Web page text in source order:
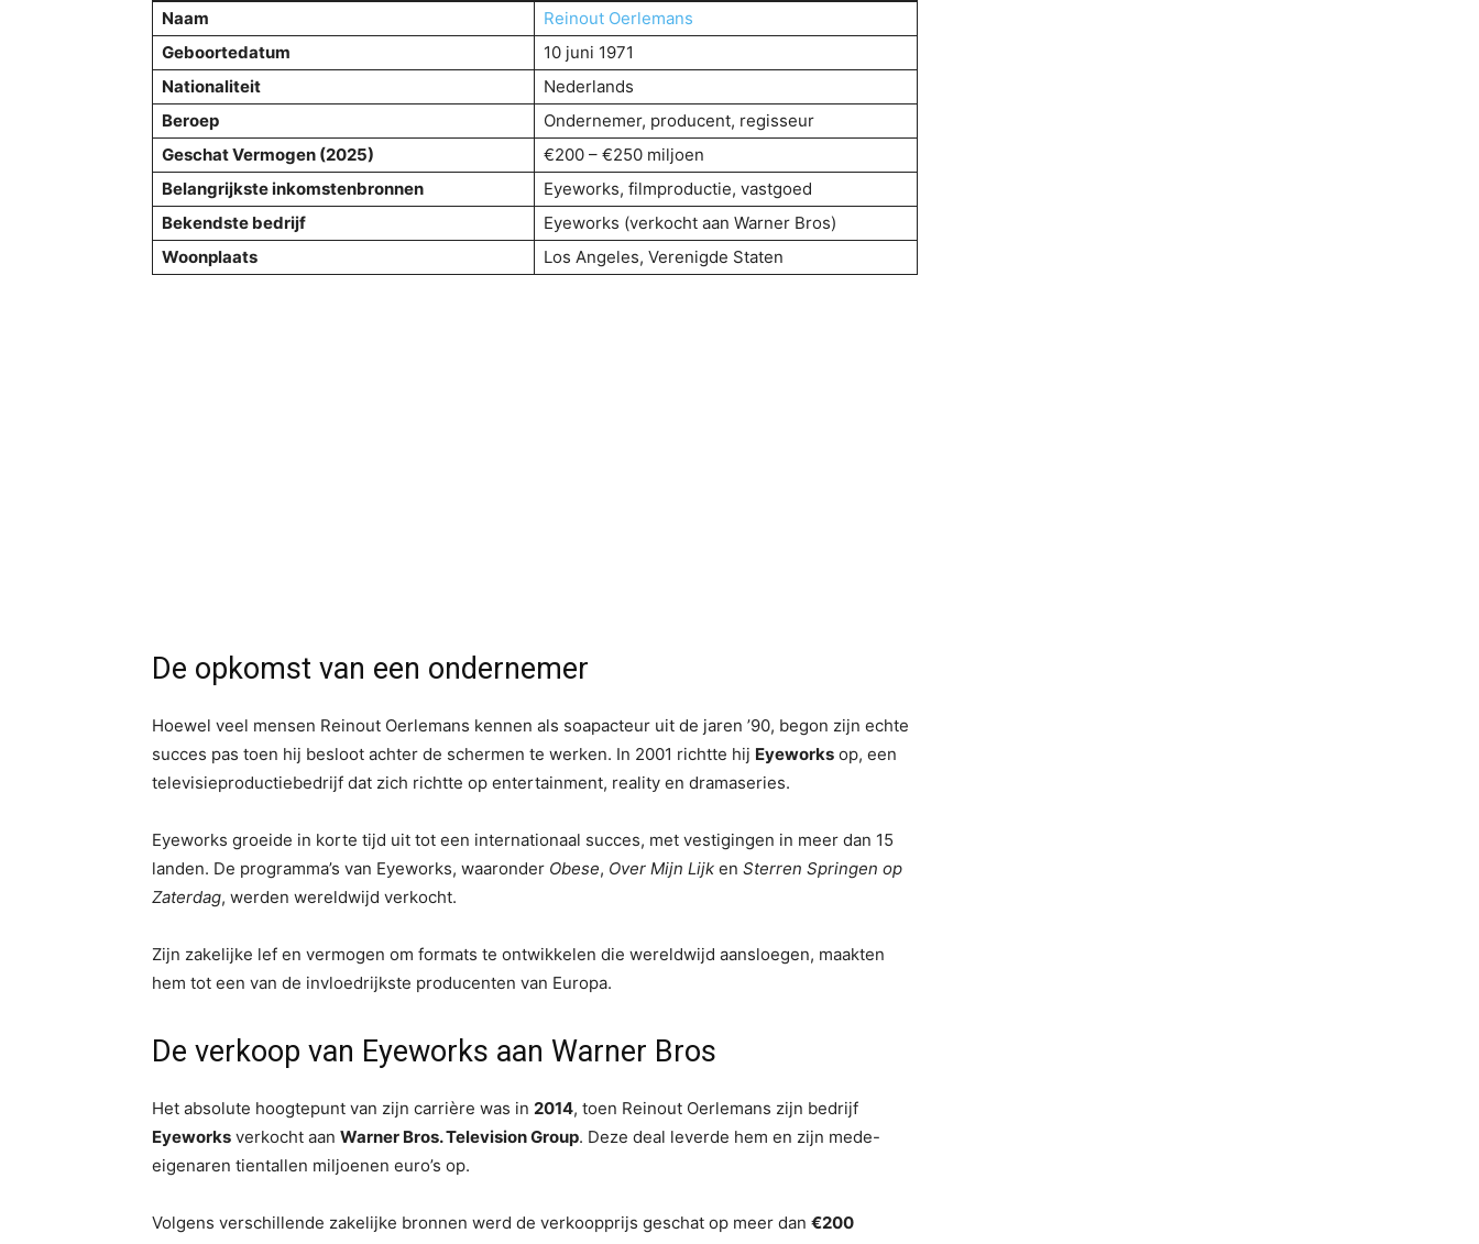
Naam
Reinout Oerlemans
Geboortedatum
10 juni 1971
Nationaliteit
Nederlands
Beroep
Ondernemer, producent, regisseur
Geschat Vermogen (2025)
€200 – €250 miljoen
Belangrijkste inkomstenbronnen
Eyeworks, filmproductie, vastgoed
Bekendste bedrijf
Eyeworks (verkocht aan Warner Bros)
Woonplaats
Los Angeles, Verenigde Staten
De opkomst van een ondernemer
Hoewel veel mensen Reinout Oerlemans kennen als soapacteur uit de jaren ’90, begon zijn echte
succes pas toen hij besloot achter de schermen te werken. In 2001 richtte hij Eyeworks op, een
televisieproductiebedrijf dat zich richtte op entertainment, reality en dramaseries.
Eyeworks groeide in korte tijd uit tot een internationaal succes, met vestigingen in meer dan 15
landen. De programma’s van Eyeworks, waaronder Obese, Over Mijn Lijk en Sterren Springen op
Zaterdag, werden wereldwijd verkocht.
Zijn zakelijke lef en vermogen om formats te ontwikkelen die wereldwijd aansloegen, maakten
hem tot een van de invloedrijkste producenten van Europa.
De verkoop van Eyeworks aan Warner Bros
Het absolute hoogtepunt van zijn carrière was in 2014, toen Reinout Oerlemans zijn bedrijf
Eyeworks verkocht aan Warner Bros. Television Group. Deze deal leverde hem en zijn mede-
eigenaren tientallen miljoenen euro’s op.
Volgens verschillende zakelijke bronnen werd de verkoopprijs geschat op meer dan €200